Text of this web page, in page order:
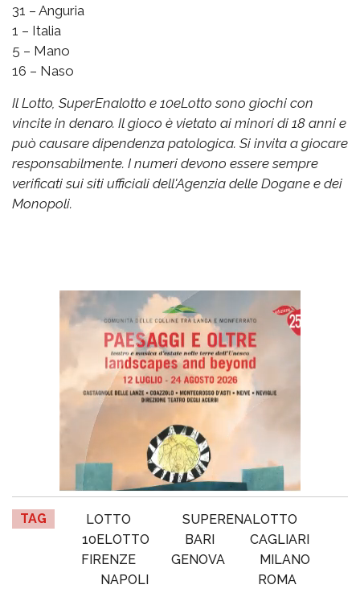
31 – Anguria
1 – Italia
5 – Mano
16 – Naso
Il Lotto, SuperEnalotto e 10eLotto sono giochi con
vincite in denaro. Il gioco è vietato ai minori di 18 anni e
può causare dipendenza patologica. Si invita a giocare
responsabilmente. I numeri devono essere sempre
verificati sui siti ufficiali dell'Agenzia delle Dogane e dei
Monopoli.
TAG LOTTO
SUPERENALOTTO
10ELOTTO
BARI
CAGLIARI
FIRENZE
GENOVA
MILANO
NAPOLI
ROMA